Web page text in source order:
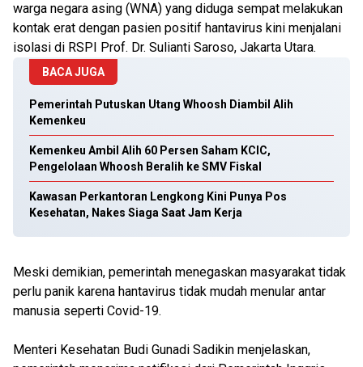
warga negara asing (WNA) yang diduga sempat melakukan
kontak erat dengan pasien positif hantavirus kini menjalani
isolasi di RSPI Prof. Dr. Sulianti Saroso, Jakarta Utara.
BACA JUGA
Pemerintah Putuskan Utang Whoosh Diambil Alih
Kemenkeu
Kemenkeu Ambil Alih 60 Persen Saham KCIC,
Pengelolaan Whoosh Beralih ke SMV Fiskal
Kawasan Perkantoran Lengkong Kini Punya Pos
Kesehatan, Nakes Siaga Saat Jam Kerja
Meski demikian, pemerintah menegaskan masyarakat tidak
perlu panik karena hantavirus tidak mudah menular antar
manusia seperti Covid-19.
Menteri Kesehatan Budi Gunadi Sadikin menjelaskan,